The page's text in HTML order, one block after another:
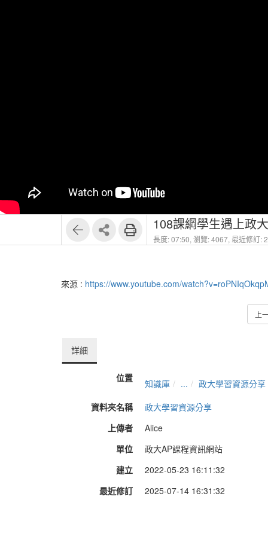
108課綱學生遇上政大
長度: 07:50, 瀏覽: 4067, 最近修訂:
來源 : https://www.youtube.com/
上
詳細
位置 知識庫 ...
政大學習資源分享
資料夾名稱
政大學習資源分享
上傳者
Alice
單位
政大AP課程資訊網站
建立
2022-05-23 16:11:32
最近修訂
2025-07-14 16:31:32